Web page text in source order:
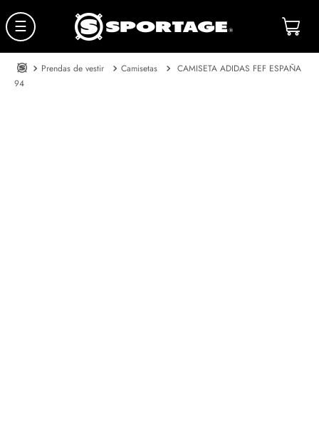
☰
Prendas de vestir Camisetas
CAMISETA ADIDAS FEF ESPAÑA
94